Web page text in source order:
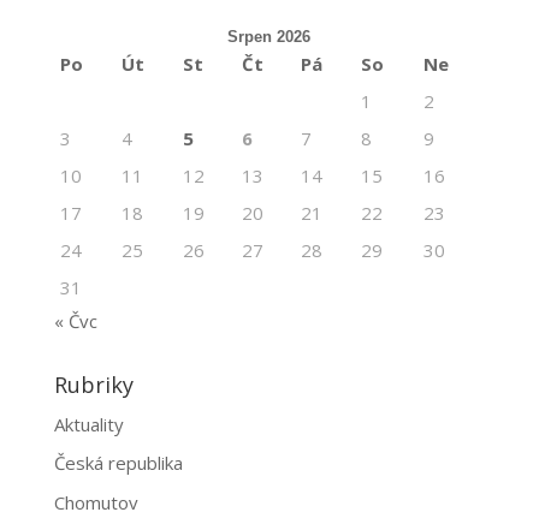
Srpen 2026
Po Út St Čt Pá So
Ne
1
2
3
4 5 6 7 8
9
10
11 12 13 14 15
16
17
18 19 20 21 22
23
24
25 26 27 28 29
30
31
« Čvc
Rubriky
Aktuality
Česká republika
Chomutov